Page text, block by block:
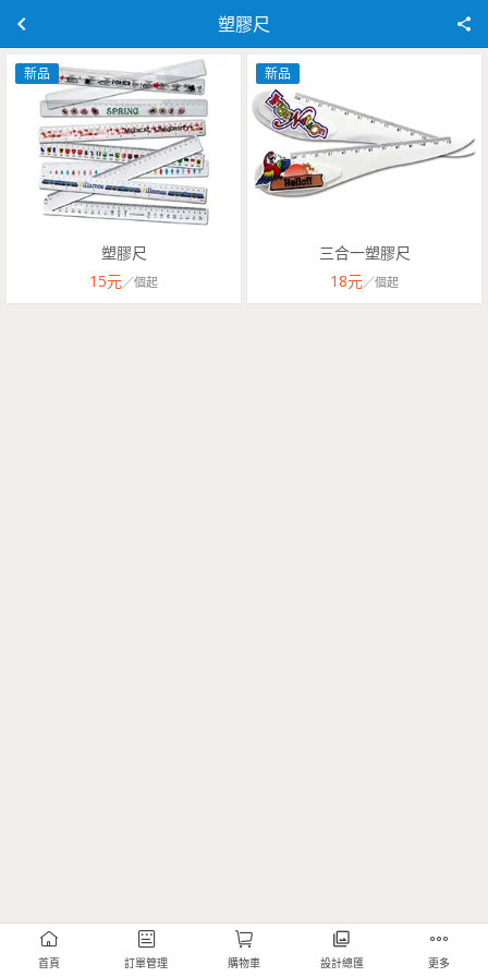
塑膠尺
新品
塑膠尺
15元／個起
新品
三合一塑膠尺
18元／個起
首頁 訂單管理 購物車 設計總匯 更多